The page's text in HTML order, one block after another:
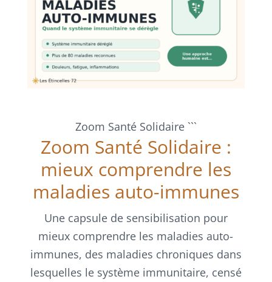
Zoom Santé Solidaire```
Zoom Santé Solidaire :
mieux comprendre les
maladies auto-immunes
Une capsule de sensibilisation pour
mieux comprendre les maladies auto-
immunes, des maladies chroniques dans
lesquelles le système immunitaire, censé